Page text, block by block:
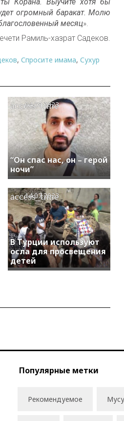
огромный баракат. Молю
месяц».
Рамиль-хазрат Садеков.
, Спросите имама, Сухур
“Он спас нас, он – герой
ночи”
access_time
04.08.2023
В Турции используют
осла для просвещения
детей
access_time
14.07.2023
Популярные метки
Рекомендуемое